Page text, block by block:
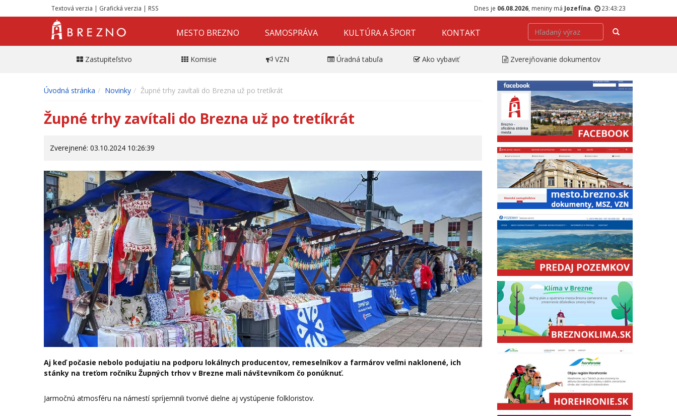
Textová verzia | Grafická verzia | RSS Dnes je 06.08.2026 , meniny má Jozefína. 23:43:24
MESTO BREZNO SAMOSPRÁVA KULTÚRA A ŠPORT KONTAKT Hľadať
Zastupiteľstvo Komisie VZN Úradná tabuľa Ako vybaviť Zverejňovanie dokumentov
Úvodná stránka Novinky Župné trhy zavítali do Brezna už po tretíkrát
Župné trhy zavítali do Brezna už po tretíkrát
Zverejnené: 03.10.2024 10:26:39
Aj keď počasie nebolo podujatiu na podporu lokálnych producentov, remeselníkov a farmárov veľmi naklonené, ich
stánky na treťom ročníku Župných trhov v Brezne mali návštevníkom čo ponúknuť.
Jarmočnú atmosféru na námestí spríjemnili tvorivé dielne aj vystúpenie folkloristov.